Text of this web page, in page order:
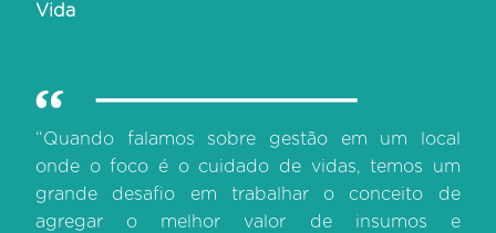
Vida
“Quando falamos sobre gestão em um local
onde o foco é o cuidado de vidas, temos um
grande desafio em trabalhar o conceito de
agregar o melhor valor de insumos e